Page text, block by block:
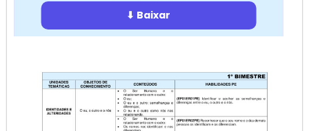
⬇ Baixar